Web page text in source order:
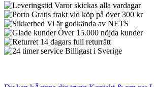
Varor skickas alla vardagar
Gratis frakt vid köp på över 300 kr
Vi är godkända av NETS
Över 15.000 nöjda kunder
14 dagars full returrätt
Billigast i Sverige